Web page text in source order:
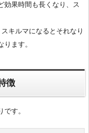
効果時間も長くなり、ス
キルマになるとそれなり
ます。
徴
す。